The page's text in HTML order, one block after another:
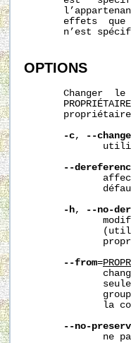
       effets  que
n’est
OPTIONS
Changer  le
-c,
--
--
-h,
--no-
--from=
la
--no-
ne